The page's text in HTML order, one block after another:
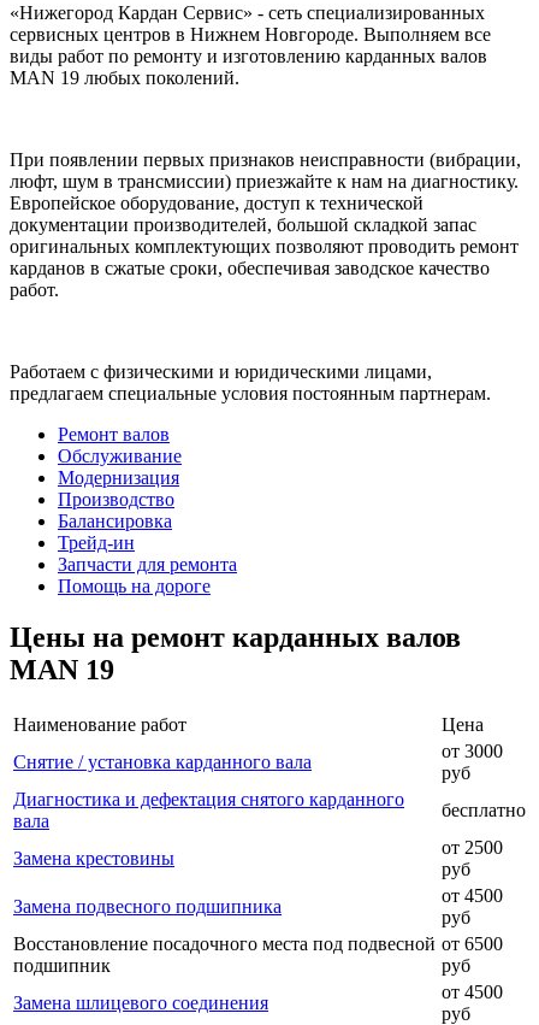
«Нижегород Кардан Сервис» - сеть специализированных
сервисных центров в Нижнем Новгороде. Выполняем все
виды работ по ремонту и изготовлению карданных валов
MAN 19 любых поколений.
При появлении первых признаков неисправности (вибрации,
люфт, шум в трансмиссии) приезжайте к нам на диагностику.
Европейское оборудование, доступ к технической
документации производителей, большой складкой запас
оригинальных комплектующих позволяют проводить ремонт
карданов в сжатые сроки, обеспечивая заводское качество
работ.
Работаем с физическими и юридическими лицами,
предлагаем специальные условия постоянным партнерам.
Ремонт валов
Обслуживание
Модернизация
Производство
Балансировка
Трейд-ин
Запчасти для ремонта
Помощь на дороге
Цены на ремонт карданных валов
MAN 19
Наименование работ
Цена
Снятие / установка карданного вала
от 3000
руб
Диагностика и дефектация снятого карданного
вала
бесплатно
Замена крестовины
от 2500
руб
Замена подвесного подшипника
от 4500
руб
Восстановление посадочного места под подвесной
подшипник
от 6500
руб
Замена шлицевого соединения
от 4500
руб